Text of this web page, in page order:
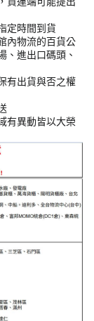
定時間到貨
內物流的百貨公
、進出口碼頭、
有出貨與否之權
有異動皆以大榮